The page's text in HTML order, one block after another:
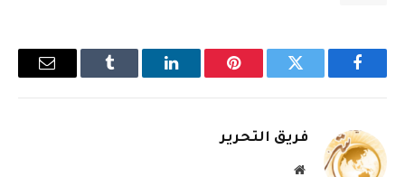
فيسبوك تويتر بينتيريستلينكدإن Tumblr
البريد
فريق التحرير
موقع